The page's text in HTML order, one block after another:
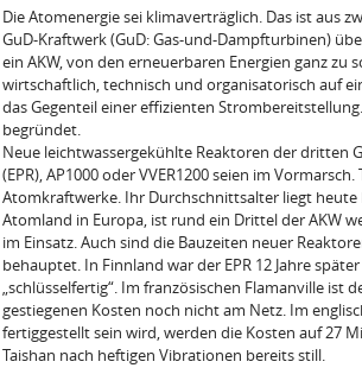
Die Atomenergie sei klimaverträglich. Das ist aus
GuD-Kraftwerk (GuD: Gas-und-Dampfturbi­nen)
ein AKW, von den erneuerbaren Energien ganz
wirtschaftlich, technisch und organisatorisch auf
das Gegenteil einer effizienten
begründet.
Neue leichtwassergekühlte Reaktoren der drit­ten
(EPR), AP1000 oder VVER1200 seien im
Atomkraftwerke. Ihr Durch­schnittsalter liegt heute
Atomland in Europa, ist rund ein Drittel der AKW
im Einsatz. Auch sind die Bauzeiten neuer
be­hauptet. In Finnland war der EPR 12 Jahre
„schlüsselfertig“. Im französischen Flamanville ist
gestiegenen Kosten noch nicht am Netz. Im
fertiggestellt sein wird, werden die Kosten auf 27
Taishan nach heftigen Vibrationen bereits still.